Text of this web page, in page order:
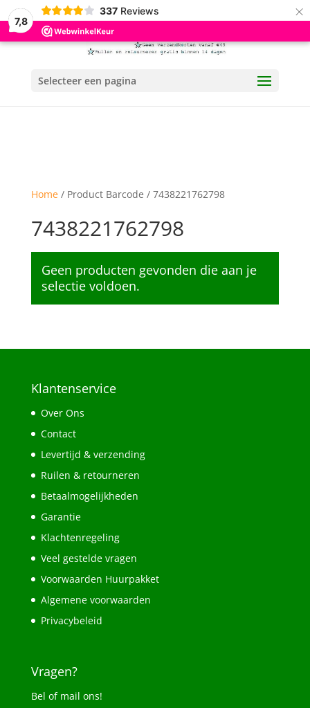
7,8
337 Reviews ×
Selecteer een pagina
Home/ Product Barcode / 7438221762798
7438221762798
Geen producten gevonden die aan je
selectie voldoen.
Klantenservice
Over Ons
Contact
Levertijd & verzending
Ruilen & retourneren
Betaalmogelijkheden
Garantie
Klachtenregeling
Veel gestelde vragen
Voorwaarden Huurpakket
Algemene voorwaarden
Privacybeleid
Vragen?
Bel of mail ons!